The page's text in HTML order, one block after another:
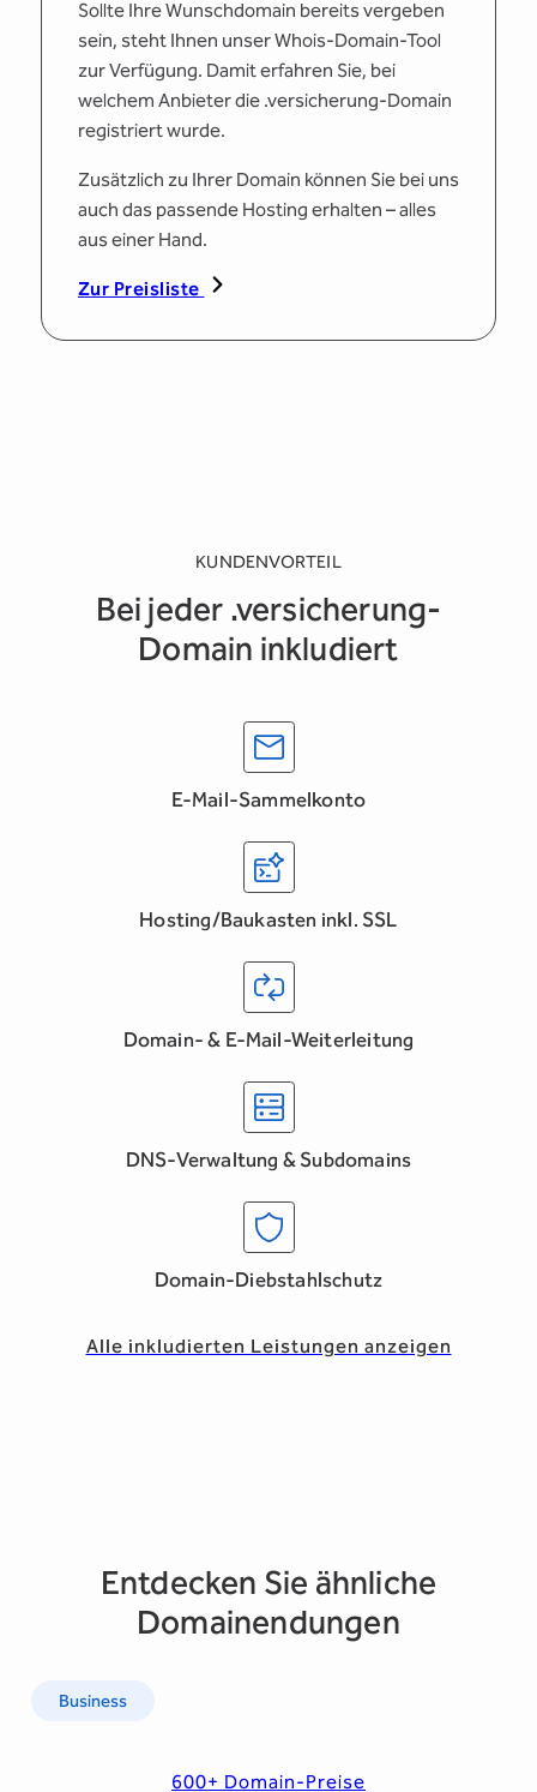
Sollte Ihre Wunschdomain bereits vergeben
sein, steht Ihnen unser Whois-Domain-Tool
zur Verfügung. Damit erfahren Sie, bei
welchem Anbieter die .versicherung-Domain
registriert wurde.
Zusätzlich zu Ihrer Domain können Sie bei uns
auch das passende Hosting erhalten – alles
aus einer Hand.
Zur Preisliste
KUNDENVORTEIL
Bei jeder .versicherung-
Domain inkludiert
E-Mail-Sammelkonto
Hosting/Baukasten inkl. SSL
Domain- & E-Mail-Weiterleitung
DNS-Verwaltung & Subdomains
Domain-Diebstahlschutz
Alle inkludierten Leistungen anzeigen
Entdecken Sie ähnliche
Domainendungen
Business
600+ Domain-Preise